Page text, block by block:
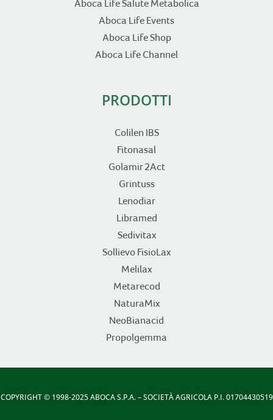
Aboca Life Salute Metabolica
Aboca Life Events
Aboca Life Shop
Aboca Life Channel
PRODOTTI
Colilen IBS
Fitonasal
Golamir 2Act
Grintuss
Lenodiar
Libramed
Sedivitax
Sollievo FisioLax
Melilax
Metarecod
NaturaMix
NeoBianacid
Propolgemma
COPYRIGHT© 1998-2025 ABOCA S.P.A. – SOCIETÀ AGRICOLA P.I. 01704430519